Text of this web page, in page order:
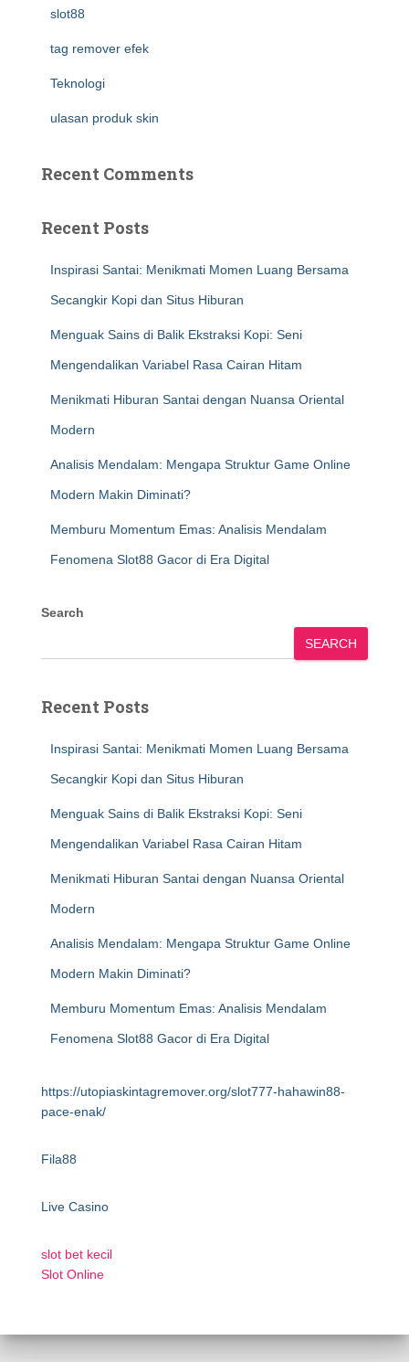
slot88
tag remover efek
Teknologi
ulasan produk skin
Recent Comments
Recent Posts
Inspirasi Santai: Menikmati Momen Luang Bersama
Secangkir Kopi dan Situs Hiburan
Menguak Sains di Balik Ekstraksi Kopi: Seni
Mengendalikan Variabel Rasa Cairan Hitam
Menikmati Hiburan Santai dengan Nuansa Oriental
Modern
Analisis Mendalam: Mengapa Struktur Game Online
Modern Makin Diminati?
Memburu Momentum Emas: Analisis Mendalam
Fenomena Slot88 Gacor di Era Digital
Search
SEARCH
Recent Posts
Inspirasi Santai: Menikmati Momen Luang Bersama
Secangkir Kopi dan Situs Hiburan
Menguak Sains di Balik Ekstraksi Kopi: Seni
Mengendalikan Variabel Rasa Cairan Hitam
Menikmati Hiburan Santai dengan Nuansa Oriental
Modern
Analisis Mendalam: Mengapa Struktur Game Online
Modern Makin Diminati?
Memburu Momentum Emas: Analisis Mendalam
Fenomena Slot88 Gacor di Era Digital
https://utopiaskintagremover.org/slot777-hahawin88-
pace-enak/
Fila88
Live Casino
slot bet kecil
Slot Online